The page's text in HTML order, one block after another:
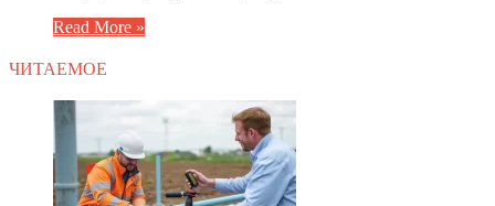
Read More »
ЧИТАЕМОЕ